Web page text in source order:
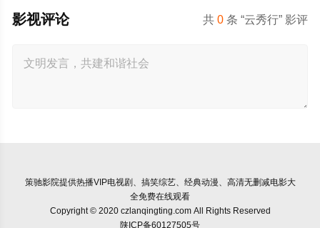
共0 条 “云秀行” 影评
影视评论
策驰影院提供热播VIP电视剧、搞笑综艺、经典动漫、高清无删减电影大
全免费在线观看
Copyright © 2020 czlanqingting.com All Rights Reserved
陕ICP备60127505号